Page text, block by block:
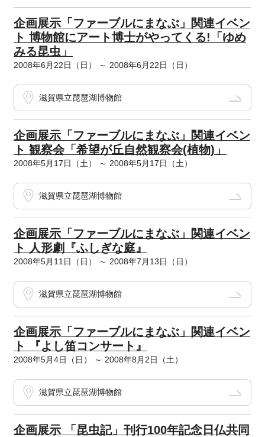
企画展示「ファーブルにまなぶ」関連イベン
ト 博物館にアート博士がやってくる!「ゆめ
みる昆虫」
2008年6月22日（日） ～ 2008年6月22日（日）
滋賀県立琵琶湖博物館
企画展示「ファーブルにまなぶ」関連イベン
ト 観察会「希望が丘自然観察会(植物)」
2008年5月17日（土） ～ 2008年5月17日（土）
滋賀県立琵琶湖博物館
企画展示「ファーブルにまなぶ」関連イベン
ト 人形劇『ふしぎな庭』
2008年5月11日（日） ～ 2008年7月13日（日）
滋賀県立琵琶湖博物館
企画展示「ファーブルにまなぶ」関連イベン
ト 『よし笛コンサート』
2008年5月4日（日） ～ 2008年8月2日（土）
滋賀県立琵琶湖博物館
企画展示 「昆虫記」刊行100年記念日仏共同